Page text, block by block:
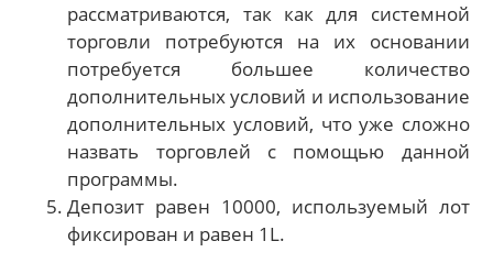
рассматриваются, так как для системной
торговли потребуются на их основании
потребуется большее количество
дополнительных условий и использование
дополнительных условий, что уже сложно
назвать торговлей с помощью данной
программы.
Депозит равен 10000, используемый лот
фиксирован и равен 1L.